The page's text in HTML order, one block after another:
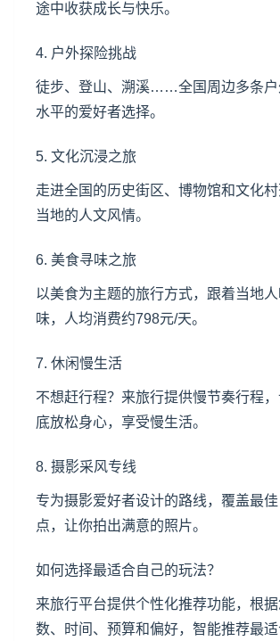
途中收获成长与快乐。
4. 户外探险挑战
徒步、登山、溯溪……全国周边多条户
水平的爱好者选择。
5. 文化沉浸之旅
走进全国的历史街区、博物馆和文化
当地的人文风情。
6. 美食寻味之旅
以美食为主题的旅行方式，跟着当地
味，人均消费约798元/天。
7. 休闲慢生活
不想赶行程？来旅行提供慢节奏行程
底放松身心，享受慢生活。
8. 摄影采风专线
专为摄影爱好者设计的路线，覆盖最
点，让你拍出满意的照片。
如何选择最适合自己的玩法？
来旅行平台提供个性化推荐功能，根
数、时间、预算和偏好，智能推荐最